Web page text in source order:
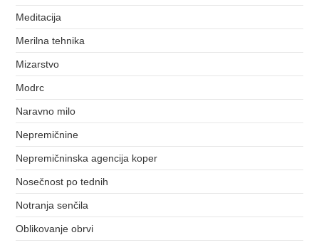
Meditacija
Merilna tehnika
Mizarstvo
Modrc
Naravno milo
Nepremičnine
Nepremičninska agencija koper
Nosečnost po tednih
Notranja senčila
Oblikovanje obrvi